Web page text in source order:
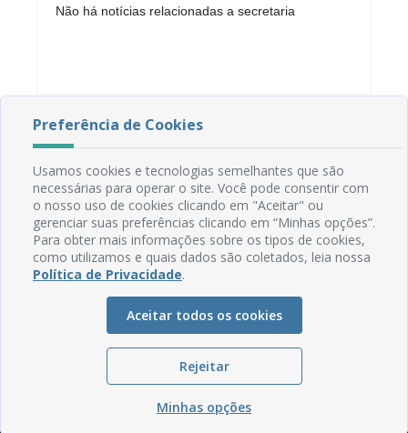
Não há notícias relacionadas a secretaria
Rua do Imperador, 78, Centro
CEP: 58.280-000 - Mamanguape/PB
Fone: (83) 3292-2246
Email: comunicacao@mamanguape.pb.gov.br
Expediente: Segunda à Sexta, das 08h às 13h
Mapa do Site
Manual de Navegação
Preferência de Cookies
Usamos cookies e tecnologias semelhantes que são
necessárias para operar o site. Você pode consentir com
o nosso uso de cookies clicando em "Aceitar" ou
gerenciar suas preferências clicando em “Minhas opções”.
Para obter mais informações sobre os tipos de cookies,
como utilizamos e quais dados são coletados, leia nossa
Política de Privacidade.
Aceitar todos os cookies
Rejeitar
Minhas opções